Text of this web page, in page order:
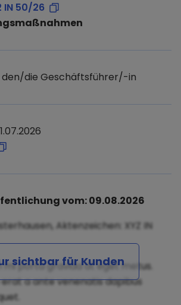
IN 50/26
die Geschäftsführer/-in
vom: 09.08.2026
Aktenzeichen: XYZ IN
mi porta gravida at eget metus.
a ante venenatis dapibus
sichtbar für Kunden